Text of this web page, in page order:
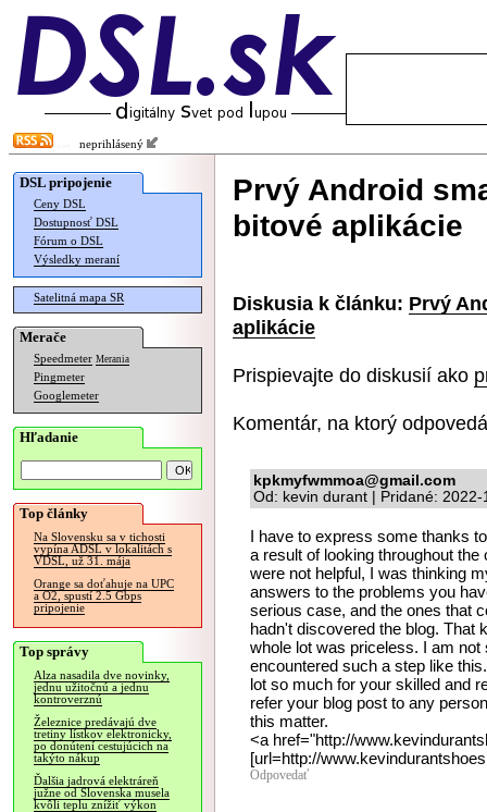
neprihlásený
DSL pripojenie
Ceny DSL
Dostupnosť DSL
Fórum o DSL
Výsledky meraní
Satelitná mapa SR
Merače
Speedmeter Merania
Pingmeter
Googlemeter
Hľadanie
Top články
Na Slovensku sa v tichosti
vypína ADSL v lokalitách s
VDSL, už 31. mája
Orange sa doťahuje na UPC
a O2, spustí 2.5 Gbps
pripojenie
Top správy
Alza nasadila dve novinky,
jednu užitočnú a jednu
kontroverznú
Železnice predávajú dve
tretiny lístkov elektronicky,
po donútení cestujúcich na
takýto nákup
Ďalšia jadrová elektráreň
južne od Slovenska musela
kvôli teplu znížiť výkon
Prvý Android
bitové aplikácie
Diskusia k článku: Prvý
aplikácie
Prispievajte do diskusií ako
Komentár, na ktorý
kpkmyfwmmoa@gmail.com
Od: kevin durant | Pridané:
I have to express some thanks
a result of looking throughout
were not helpful, I was thinking
answers to the problems you
serious case, and the ones that
hadn't discovered the blog. That
whole lot was priceless. I am
encountered such a step like
lot so much for your skilled and
refer your blog post to any
this matter.
<a href="http://
[url=http://
Odpovedať